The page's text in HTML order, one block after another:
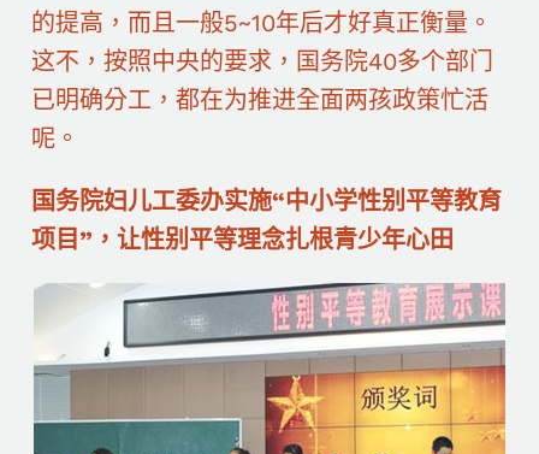
的提高，而且一般5~10年后才好真正衡量。
这不，按照中央的要求，国务院40多个部门
已明确分工，都在为推进全面两孩政策忙活
呢。
国务院妇儿工委办实施“中小学性别平等教育
项目”，让性别平等理念扎根青少年心田